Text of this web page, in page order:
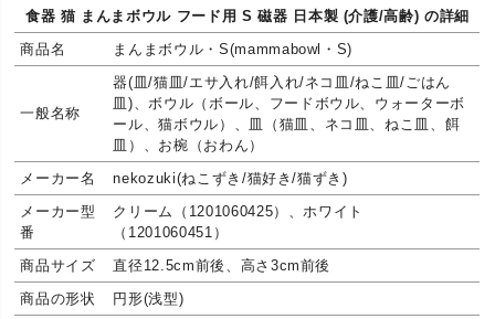
食器 猫 まんまボウル フード用 S 磁器 日本製 (介護/高齢) の詳細
商品名
まんまボウル・S(mammabowl・S)
一般名称
器(皿/猫皿/エサ入れ/餌入れ/ネコ皿/ねこ皿/ごはん
皿)、ボウル（ボール、フードボウル、ウォーターボ
ール、猫ボウル）、皿（猫皿、ネコ皿、ねこ皿、餌
皿）、お椀（おわん）
メーカー名
nekozuki(ねこずき/猫好き/猫ずき)
メーカー型
番
クリーム（1201060425）、ホワイト
（1201060451）
商品サイズ
直径12.5cm前後、高さ3cm前後
商品の形状
円形(浅型)